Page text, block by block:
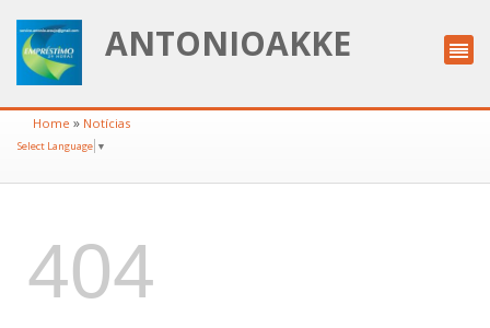
ANTONIOAKKE
Home » Notícias
Select Language ▼